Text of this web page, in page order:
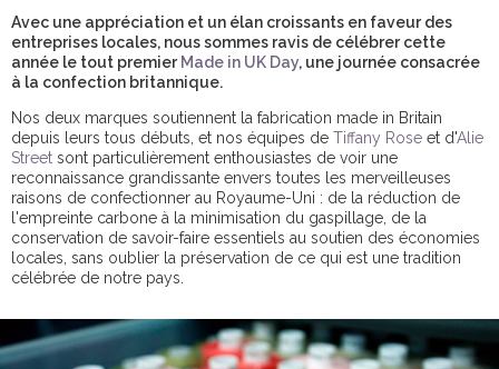
Avec une appréciation et un élan croissants en faveur des
entreprises locales, nous sommes ravis de célébrer cette
année le tout premier Made in UK Day, une journée consacrée
à la confection britannique.
Nos deux marques soutiennent la fabrication made in Britain
depuis leurs tous débuts, et nos équipes de Tiffany Rose et d'Alie
Street sont particulièrement enthousiastes de voir une
reconnaissance grandissante envers toutes les merveilleuses
raisons de confectionner au Royaume-Uni : de la réduction de
l'empreinte carbone à la minimisation du gaspillage, de la
conservation de savoir-faire essentiels au soutien des économies
locales, sans oublier la préservation de ce qui est une tradition
célébrée de notre pays.